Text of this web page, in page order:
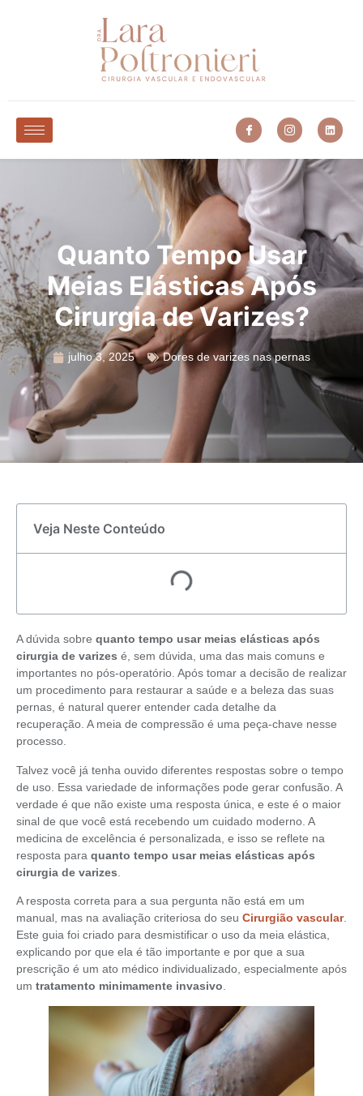
Quanto Tempo Usar
Meias Elásticas Após
Cirurgia de Varizes?
julho 3, 2025 Dores de varizes nas pernas
Veja Neste Conteúdo
A dúvida sobre quanto tempo usar meias elásticas após
cirurgia de varizes é, sem dúvida, uma das mais comuns e
importantes no pós-operatório. Após tomar a decisão de realizar
um procedimento para restaurar a saúde e a beleza das suas
pernas, é natural querer entender cada detalhe da
recuperação. A meia de compressão é uma peça-chave nesse
processo.
Talvez você já tenha ouvido diferentes respostas sobre o tempo
de uso. Essa variedade de informações pode gerar confusão. A
verdade é que não existe uma resposta única, e este é o maior
sinal de que você está recebendo um cuidado moderno. A
medicina de excelência é personalizada, e isso se reflete na
resposta para quanto tempo usar meias elásticas após
cirurgia de varizes
A resposta correta para a sua pergunta não está em um
manual, mas na avaliação criteriosa do seu Cirurgião vascular.
Este guia foi criado para desmistificar o uso da meia elástica,
explicando por que ela é tão importante e por que a sua
prescrição é um ato médico individualizado, especialmente após
um tratamento minimamente invasivo